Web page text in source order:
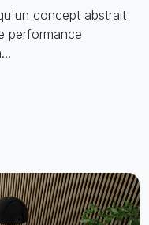
concept abstrait
performance